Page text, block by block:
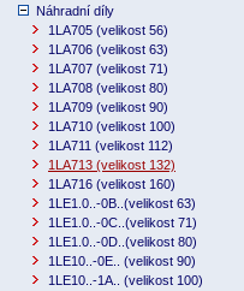
Náhradní díly
1LA705 (velikost 56)
1LA706 (velikost 63)
1LA707 (velikost 71)
1LA708 (velikost 80)
1LA709 (velikost 90)
1LA710 (velikost 100)
1LA711 (velikost 112)
1LA713 (velikost 132)
1LA716 (velikost 160)
1LE1.0..-0B..(velikost 63)
1LE1.0..-0C..(velikost 71)
1LE1.0..-0D..(velikost 80)
1LE10..-0E.. (velikost 90)
1LE10..-1A.. (velikost 100)